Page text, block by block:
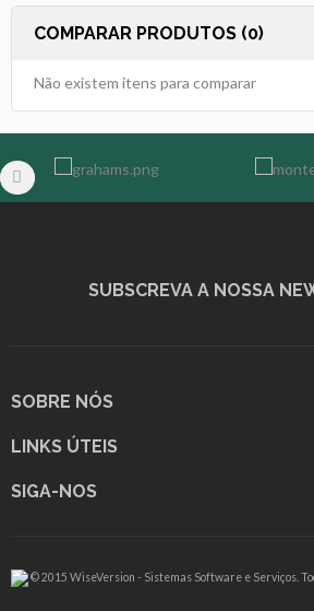
COMPARAR PRODUTOS (0)
Não existem itens para comparar
SUBSCREVA A NOSSA
SOBRE NÓS
LINKS ÚTEIS
SIGA-NOS
© 2015 WiseVersion - Sistemas Software e Serviços.